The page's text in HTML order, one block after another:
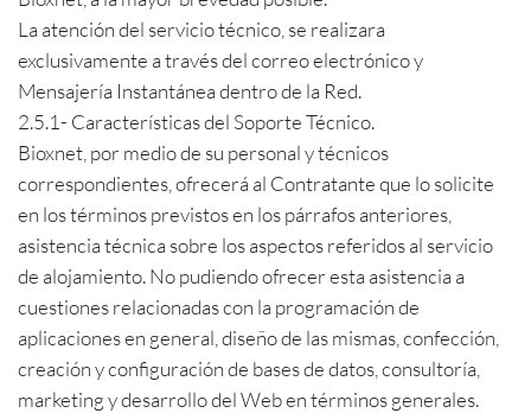
La atención del servicio técnico, se realizara
exclusivamente a través del correo electrónico y
Mensajería Instantánea dentro de la Red.
2.5.1- Características del Soporte Técnico.
Bioxnet, por medio de su personal y técnicos
correspondientes, ofrecerá al Contratante que lo solicite
en los términos previstos en los párrafos anteriores,
asistencia técnica sobre los aspectos referidos al servicio
de alojamiento. No pudiendo ofrecer esta asistencia a
cuestiones relacionadas con la programación de
aplicaciones en general, diseño de las mismas, confección,
creación y configuración de bases de datos, consultoría,
marketing y desarrollo del Web en términos generales.